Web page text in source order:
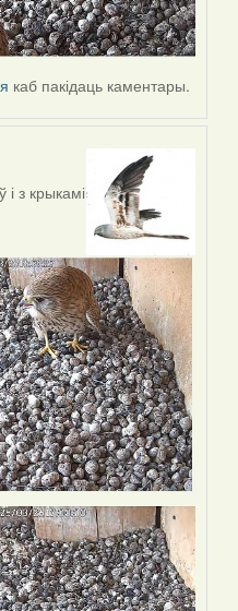
каб пакідаць каментары.
з крыкамі